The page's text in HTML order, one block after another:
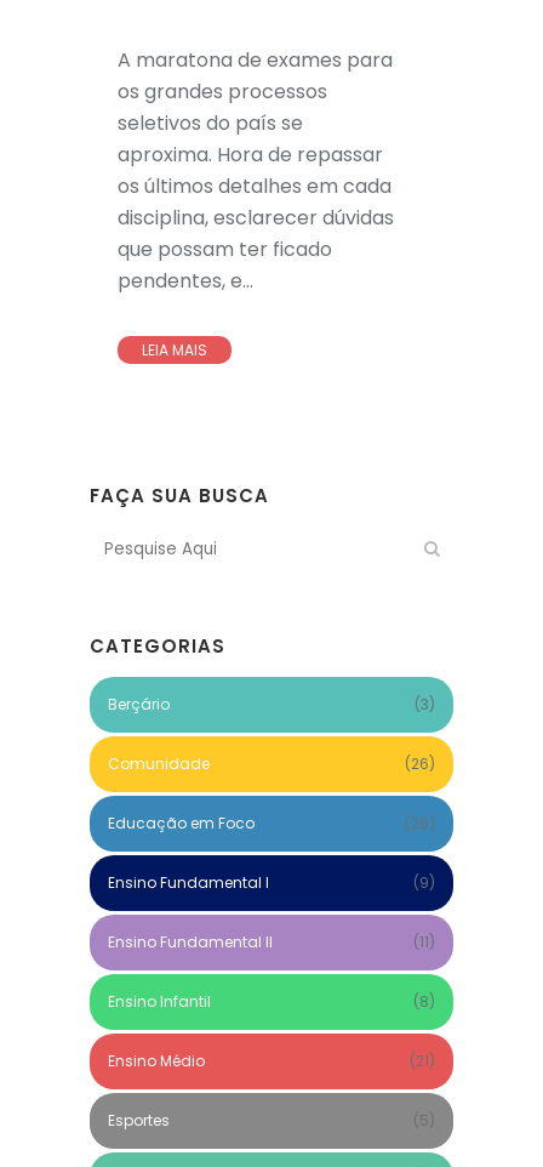
A maratona de exames para
os grandes processos
seletivos do país se
aproxima. Hora de repassar
os últimos detalhes em cada
disciplina, esclarecer dúvidas
que possam ter ficado
pendentes, e...
LEIA MAIS
FAÇA SUA BUSCA
CATEGORIAS
Berçário (3)
Comunidade (26)
Educação em Foco (26)
Ensino Fundamental I (9)
Ensino Fundamental II (11)
Ensino Infantil (8)
Ensino Médio (21)
Esportes (5)